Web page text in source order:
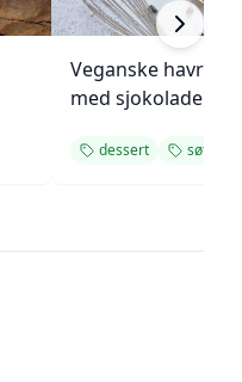
Veganske
med sjokolade
dessert søt